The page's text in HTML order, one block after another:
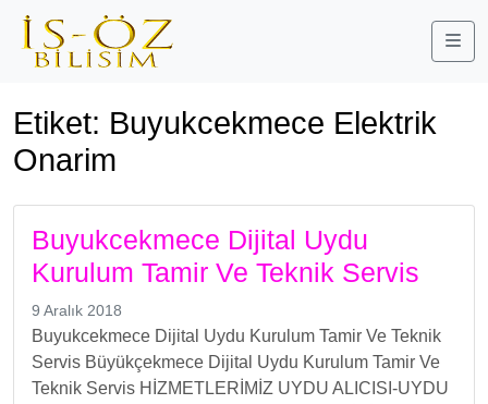
Etiket: Buyukcekmece Elektrik
Onarim
Buyukcekmece Dijital Uydu
Kurulum Tamir Ve Teknik Servis
9 Aralık 2018
Buyukcekmece Dijital Uydu Kurulum Tamir Ve Teknik
Servis Büyükçekmece Dijital Uydu Kurulum Tamir Ve
Teknik Servis HİZMETLERİMİZ UYDU ALICISI-UYDU